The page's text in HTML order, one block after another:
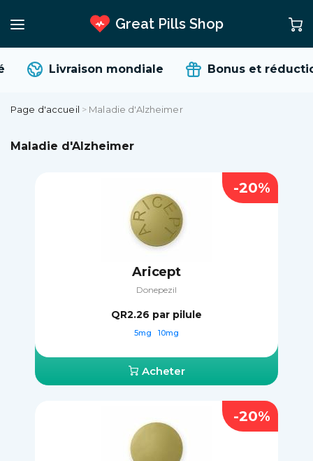
Great Pills Shop
Livraison mondiale Bonus et
Page d'accueil > Maladie d'Alzheimer
Maladie d'Alzheimer
Aricept
Donepezil
QR2.26 par pilule
5mg 10mg
Acheter
-20%
-20%